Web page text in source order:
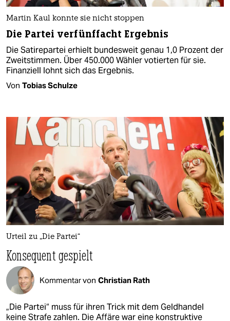
Martin Kaul konnte sie nicht stoppen
Die Partei verfünffacht Ergebnis
Die Satirepartei erhielt bundesweit genau 1,0 Prozent der
Zweitstimmen. Über 450.000 Wähler votierten für sie.
Finanziell lohnt sich das Ergebnis.
Von Tobias Schulze
Urteil zu „Die Partei“
Konsequent gespielt
Kommentar von Christian Rath
„Die Partei“ muss für ihren Trick mit dem Geldhandel
keine Strafe zahlen. Die Affäre war eine konstruktive